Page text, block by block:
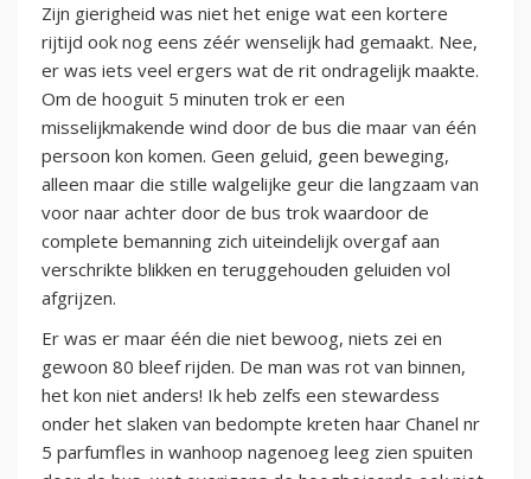
Zijn gierigheid was niet het enige wat een kortere
rijtijd ook nog eens zéér wenselijk had gemaakt. Nee,
er was iets veel ergers wat de rit ondragelijk maakte.
Om de hooguit 5 minuten trok er een
misselijkmakende wind door de bus die maar van één
persoon kon komen. Geen geluid, geen beweging,
alleen maar die stille walgelijke geur die langzaam van
voor naar achter door de bus trok waardoor de
complete bemanning zich uiteindelijk overgaf aan
verschrikte blikken en teruggehouden geluiden vol
afgrijzen.
Er was er maar één die niet bewoog, niets zei en
gewoon 80 bleef rijden. De man was rot van binnen,
het kon niet anders! Ik heb zelfs een stewardess
onder het slaken van bedompte kreten haar Chanel nr
5 parfumfles in wanhoop nagenoeg leeg zien spuiten